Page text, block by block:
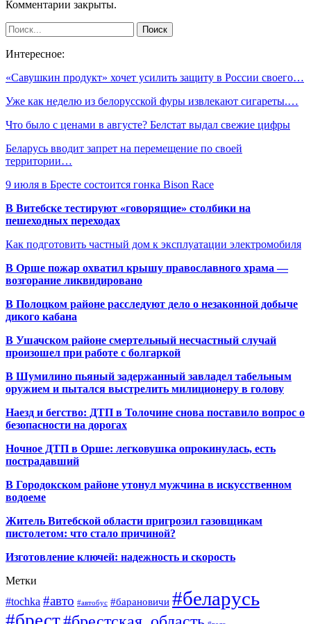
Комментарии закрыты.
Интересное:
«Савушкин продукт» хочет усилить защиту в России своего…
Уже как неделю из белорусской фуры извлекают сигареты.…
Что было с ценами в августе? Белстат выдал свежие цифры
Беларусь вводит запрет на перемещение по своей
территории…
9 июля в Бресте состоится гонка Bison Race
В Витебске тестируют «говорящие» столбики на
пешеходных переходах
Как подготовить частный дом к эксплуатации электромобиля
В Орше пожар охватил крышу православного храма —
возгорание ликвидировано
В Полоцком районе расследуют дело о незаконной добыче
дикого кабана
В Ушачском районе смертельный несчастный случай
произошел при работе с болгаркой
В Шумилино пьяный задержанный завладел табельным
оружием и пытался выстрелить милиционеру в голову
Наезд и бегство: ДТП в Толочине снова поставило вопрос о
безопасности на дорогах
Ночное ДТП в Орше: легковушка опрокинулась, есть
пострадавший
В Городокском районе утонул мужчина в искусственном
водоеме
Житель Витебской области пригрозил газовщикам
пистолетом: что стало причиной?
Изготовление ключей: надежность и скорость
Метки
#tochka #авто #автобус #барановичи #беларусь